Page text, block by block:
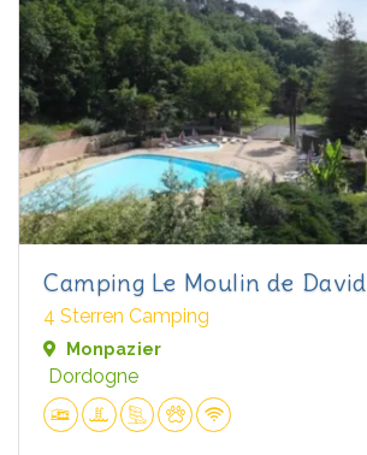
Camping Le Moulin de David
4 Sterren Camping
Monpazier
Dordogne